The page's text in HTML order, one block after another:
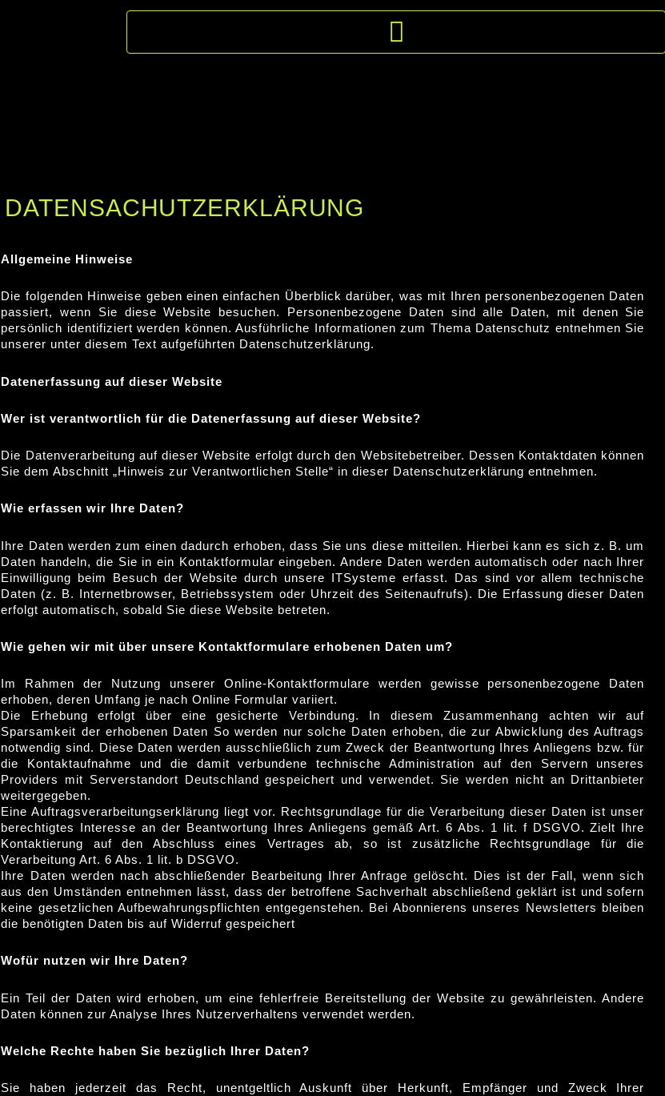
DATENSACHUTZERKLÄRUNG
Allgemeine Hinweise
Die folgenden Hinweise geben einen einfachen Überblick darüber, was mit Ihren personenbezogenen Daten
passiert, wenn Sie diese Website besuchen. Personenbezogene Daten sind alle Daten, mit denen Sie
persönlich identifiziert werden können. Ausführliche Informationen zum Thema Datenschutz entnehmen Sie
unserer unter diesem Text aufgeführten Datenschutzerklärung.
Datenerfassung auf dieser Website
Wer ist verantwortlich für die Datenerfassung auf dieser Website?
Die Datenverarbeitung auf dieser Website erfolgt durch den Websitebetreiber. Dessen Kontaktdaten können
Sie dem Abschnitt „Hinweis zur Verantwortlichen Stelle“ in dieser Datenschutzerklärung entnehmen.
Wie erfassen wir Ihre Daten?
Ihre Daten werden zum einen dadurch erhoben, dass Sie uns diese mitteilen. Hierbei kann es sich z. B. um
Daten handeln, die Sie in ein Kontaktformular eingeben. Andere Daten werden automatisch oder nach Ihrer
Einwilligung beim Besuch der Website durch unsere ITSysteme erfasst. Das sind vor allem technische
Daten (z. B. Internetbrowser, Betriebssystem oder Uhrzeit des Seitenaufrufs). Die Erfassung dieser Daten
erfolgt automatisch, sobald Sie diese Website betreten.
Wie gehen wir mit über unsere Kontaktformulare erhobenen Daten um?
Im Rahmen der Nutzung unserer Online-Kontaktformulare werden gewisse personenbezogene Daten
erhoben, deren Umfang je nach Online Formular variiert.
Die Erhebung erfolgt über eine gesicherte Verbindung. In diesem Zusammenhang achten wir auf
Sparsamkeit der erhobenen Daten So werden nur solche Daten erhoben, die zur Abwicklung des Auftrags
notwendig sind. Diese Daten werden ausschließlich zum Zweck der Beantwortung Ihres Anliegens bzw. für
die Kontaktaufnahme und die damit verbundene technische Administration auf den Servern unseres
Providers mit Serverstandort Deutschland gespeichert und verwendet. Sie werden nicht an Drittanbieter
weitergegeben.
Eine Auftragsverarbeitungserklärung liegt vor. Rechtsgrundlage für die Verarbeitung dieser Daten ist unser
berechtigtes Interesse an der Beantwortung Ihres Anliegens gemäß Art. 6 Abs. 1 lit. f DSGVO. Zielt Ihre
Kontaktierung auf den Abschluss eines Vertrages ab, so ist zusätzliche Rechtsgrundlage für die
Verarbeitung Art. 6 Abs. 1 lit. b DSGVO.
Ihre Daten werden nach abschließender Bearbeitung Ihrer Anfrage gelöscht. Dies ist der Fall, wenn sich
aus den Umständen entnehmen lässt, dass der betroffene Sachverhalt abschließend geklärt ist und sofern
keine gesetzlichen Aufbewahrungspflichten entgegenstehen. Bei Abonnierens unseres Newsletters bleiben
die benötigten Daten bis auf Widerruf gespeichert
Wofür nutzen wir Ihre Daten?
Ein Teil der Daten wird erhoben, um eine fehlerfreie Bereitstellung der Website zu gewährleisten. Andere
Daten können zur Analyse Ihres Nutzerverhaltens verwendet werden.
Welche Rechte haben Sie bezüglich Ihrer Daten?
Sie haben jederzeit das Recht, unentgeltlich Auskunft über Herkunft, Empfänger und Zweck Ihrer